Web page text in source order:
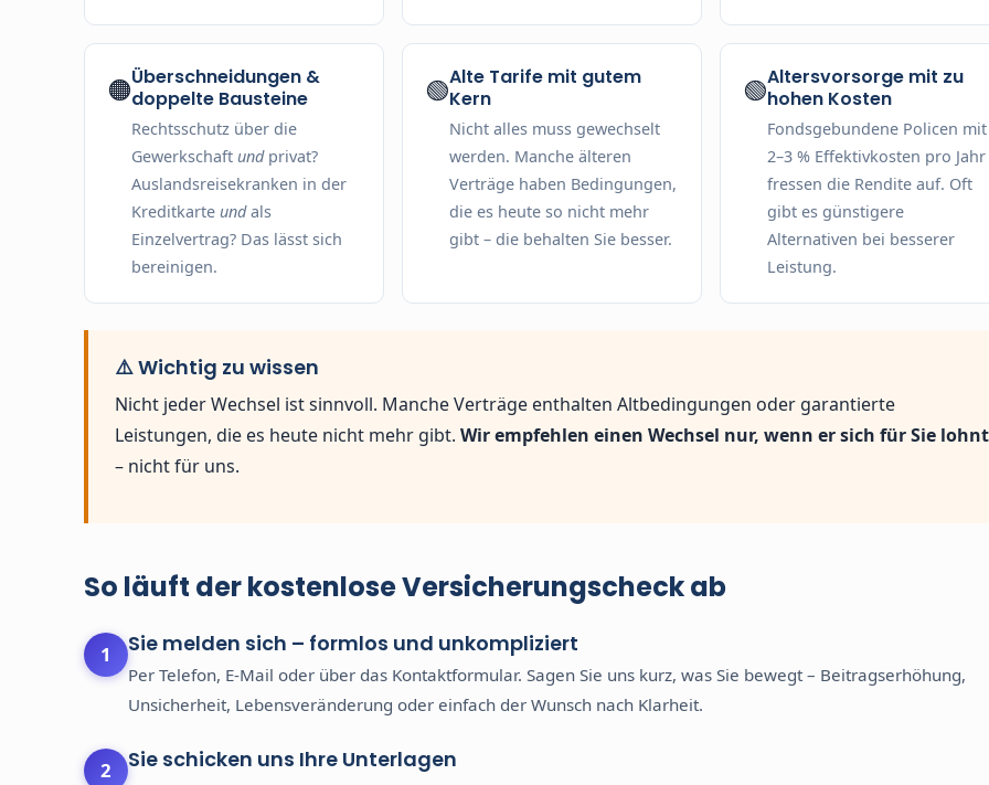
🟠Überschneidungen &
doppelte Bausteine
Rechtsschutz über die
Gewerkschaft undprivat?
Auslandsreisekranken in der
Kreditkarte undals
Einzelvertrag? Das lässt sich
bereinigen.
🟢Alte Tarife mit gutem
Kern
Nicht alles muss gewechselt
werden. Manche älteren
Verträge haben Bedingungen,
die es heute so nicht mehr
gibt – die behalten Sie besser.
🟢Altersvorsorge mit zu
hohen Kosten
Fondsgebundene Policen mit
2–3 % Effektivkosten pro Jahr
fressen die Rendite auf. Oft
gibt es günstigere
Alternativen bei besserer
Leistung.
⚠️ Wichtig zu wissen
Nicht jeder Wechsel ist sinnvoll. Manche Verträge enthalten Altbedingungen oder garantierte
Leistungen, die es heute nicht mehr gibt. Wir empfehlen einen Wechsel nur, wenn er sich für Sie lohnt
– nicht für uns.
So läuft der kostenlose Versicherungscheck ab
Sie melden sich – formlos und unkompliziert
Per Telefon, E-Mail oder über das Kontaktformular. Sagen Sie uns kurz, was Sie bewegt – Beitragserhöhung,
Unsicherheit, Lebensveränderung oder einfach der Wunsch nach Klarheit.
Sie schicken uns Ihre Unterlagen